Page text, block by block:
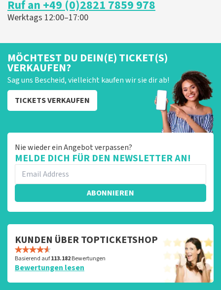
er graag op reageren. Het klopt dat er een andere
naam op het ticket staat. Dit komt doordat wij een
wederverkoper zijn. Gelukkig heeft dit geen invloed op
ondanks de verwarring toch een fantastische avond
heeft gehad. Met vriendelijke groeten, Johan
Topticketshop
Ruf an +49 (0)2821 7859 978
Werktags 12:00–17:00
MÖCHTEST DU DEIN(E) TICKET(S)
VERKAUFEN?
Sag uns Bescheid, vielleicht kaufen wir sie dir ab!
TICKETS VERKAUFEN
Nie wieder ein Angebot verpassen?
MELDE DICH FÜR DEN NEWSLETTER AN!
ABONNIEREN
KUNDEN ÜBER TOPTICKETSHOP
Basierend auf113.182Bewertungen
Bewertungen lesen